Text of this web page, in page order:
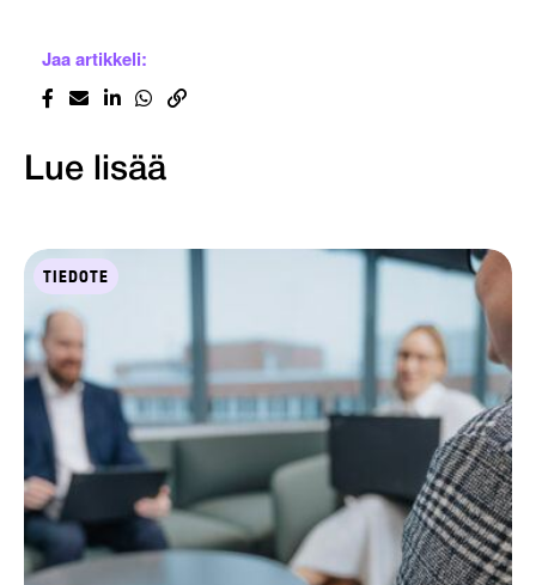
Jaa artikkeli:
Lue lisää
TIEDOTE